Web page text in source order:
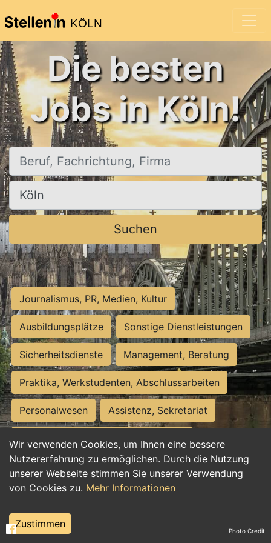
KÖLN
Wir verwenden Cookies, um Ihnen eine bessere
Nutzererfahrung zu ermöglichen. Durch die Nutzung
unserer Webseite stimmen Sie unserer Verwendung
von Cookies zu. Mehr Informationen
Zustimmen
Die besten
Jobs in Köln!
Beruf, Fachrichtung, Firma
Ort, Stadt
Suchen
Journalismus, PR, Medien, Kultur
Ausbildungsplätze Sonstige Dienstleistungen
Sicherheitsdienste Management, Beratung
Praktika, Werkstudenten, Abschlussarbeiten
Personalwesen Assistenz, Sekretariat
Hilfskräfte, Aushilfs- und Nebenjobs
Einkauf, Logistik, Materialwirtschaft
Weiterbildung, Studium, duale Ausbildung
Tourismus
Photo Credit